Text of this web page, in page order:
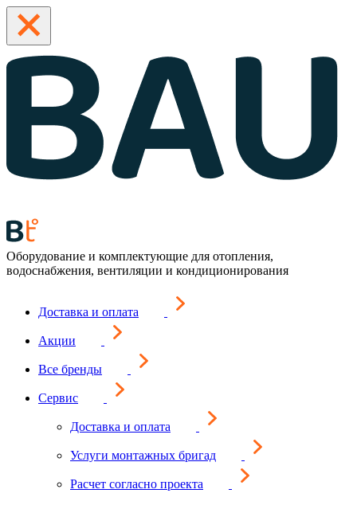
Оборудование и комплектующие для отопления,
водоснабжения, вентиляции и кондиционирования
Доставка и оплата
Акции
Все бренды
Сервис
Доставка и оплата
Услуги монтажных бригад
Расчет согласно проекта